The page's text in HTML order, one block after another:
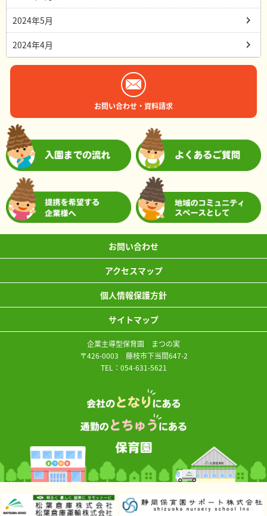
2024年5月
2024年4月
お問い合わせ・資料請求
お問い合わせ
アクセスマップ
個人情報保護方針
サイトマップ
企業主導型保育園 まつの実
〒426-0003 藤枝市下当間647-2
TEL： 054-631-5621